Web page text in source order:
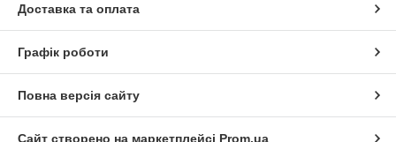
Доставка та оплата
Графік роботи
Повна версія сайту
Сайт створено на маркетплейсі Prom.ua